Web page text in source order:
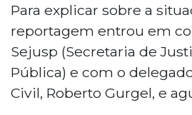
Para explicar sobre a
reportagem entrou em
Sejusp (Secretaria de
Pública) e com o
Civil, Roberto Gurgel, e